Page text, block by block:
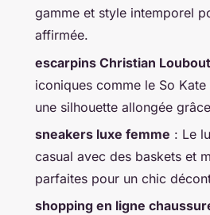
gamme et style intemporel
affirmée.
escarpins Christian
iconiques comme le So
une silhouette allongée
sneakers luxe femme : Le
casual avec des baskets et
parfaites pour un chic
shopping en ligne